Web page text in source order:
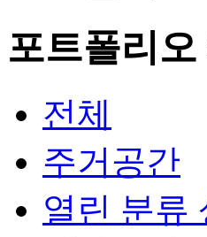
포트폴리
전체
주거공간
열린 분류